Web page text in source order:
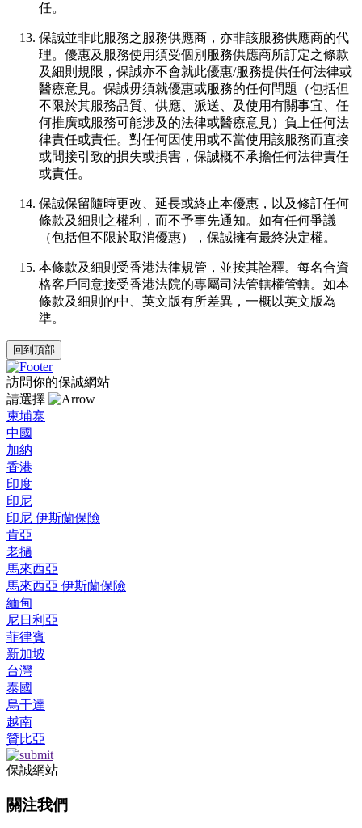
任。
保誠並非此服務之服務供應商，亦非該服務供應商的代
理。優惠及服務使用須受個別服務供應商所訂定之條款
及細則規限，保誠亦不會就此優惠/服務提供任何法律或
醫療意見。保誠毋須就優惠或服務的任何問題（包括但
不限於其服務品質、供應、派送、及使用有關事宜、任
何推廣或服務可能涉及的法律或醫療意見）負上任何法
律責任或責任。對任何因使用或不當使用該服務而直接
或間接引致的損失或損害，保誠概不承擔任何法律責任
或責任。
保誠保留隨時更改、延長或終止本優惠，以及修訂任何
條款及細則之權利，而不予事先通知。如有任何爭議
（包括但不限於取消優惠），保誠擁有最終決定權。
本條款及細則受香港法律規管，並按其詮釋。每名合資
格客戶同意接受香港法院的專屬司法管轄權管轄。如本
條款及細則的中、英文版有所差異，一概以英文版為
準。
回到頂部
訪問你的保誠網站
請選擇
柬埔寨
中國
加納
香港
印度
印尼
印尼 伊斯蘭保險
肯亞
老撾
馬來西亞
馬來西亞 伊斯蘭保險
緬甸
尼日利亞
菲律賓
新加坡
台灣
泰國
烏干達
越南
贊比亞
保誠網站
關注我們